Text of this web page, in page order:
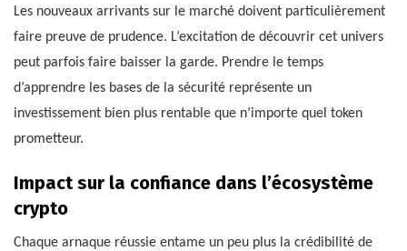
Les nouveaux arrivants sur le marché doivent particulièrement
faire preuve de prudence. L’excitation de découvrir cet univers
peut parfois faire baisser la garde. Prendre le temps
d’apprendre les bases de la sécurité représente un
investissement bien plus rentable que n’importe quel token
prometteur.
Impact sur la confiance dans l’écosystème
crypto
Chaque arnaque réussie entame un peu plus la crédibilité de